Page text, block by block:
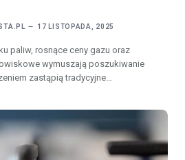
17 LISTOPADA, 2025
paliw, rosnące ceny gazu oraz
wymuszają poszukiwanie
zastąpią tradycyjne…